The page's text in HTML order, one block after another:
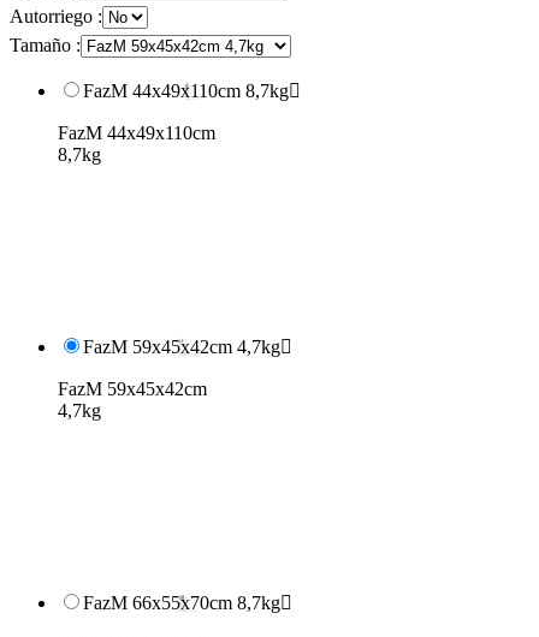
Autorriego :
Tamaño :
FazM 44x49x110cm 8,7kg
FazM 44x49x110cm
8,7kg
FazM 59x45x42cm 4,7kg
FazM 59x45x42cm
4,7kg
FazM 66x55x70cm 8,7kg